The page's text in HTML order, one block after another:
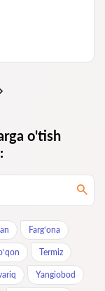
o'tish
Farg‘ona
Termiz
Yangiobod